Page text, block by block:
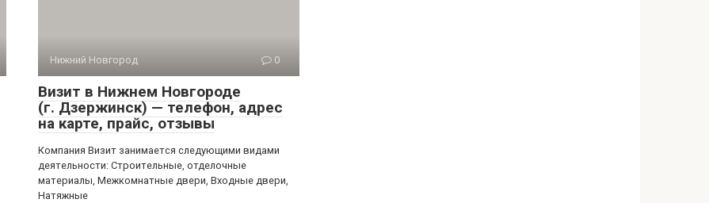
Нижний Новгород 0
Визит в Нижнем Новгороде
(г. Дзержинск) — телефон, адрес
на карте, прайс, отзывы
Компания Визит занимается следующими видами
деятельности: Строительные, отделочные
материалы, Межкомнатные двери, Входные двери,
Натяжные